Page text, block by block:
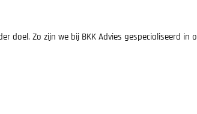
doel. Zo zijn we bij BKK Advies gespecialiseerd in